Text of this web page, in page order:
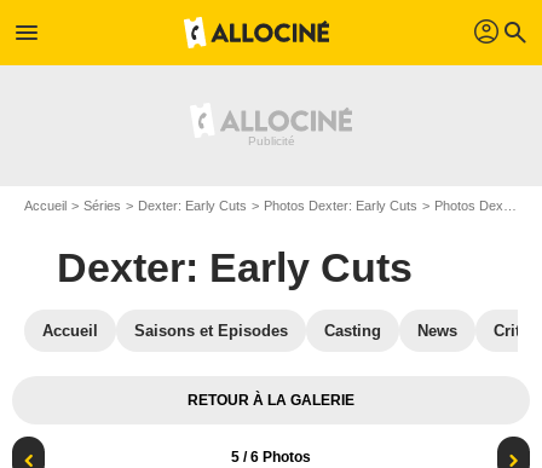
menu profil search
Accueil Séries Dexter: Early Cuts Photos Dexter: Early Cuts Photos Dexter: Early Cuts S01
Dexter: Early Cuts
Accueil Saisons et Episodes Casting News
RETOUR À LA GALERIE
5 / 6 Photos